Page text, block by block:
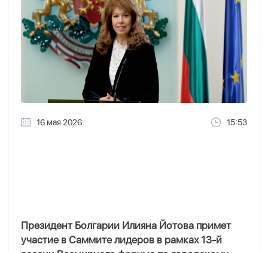
16 мая 2026 15:53
Президент Болгарии Илияна Йотова примет
участие в Саммите лидеров в рамках 13-й